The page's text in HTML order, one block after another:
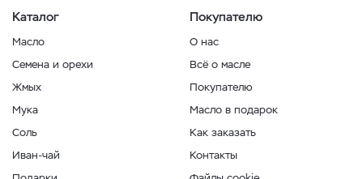
Каталог
Масло
Семена и орехи
Жмых
Мука
Соль
Иван-чай
Покупателю
О нас
Всё о масле
Покупателю
Масло в подарок
Как заказать
Контакты